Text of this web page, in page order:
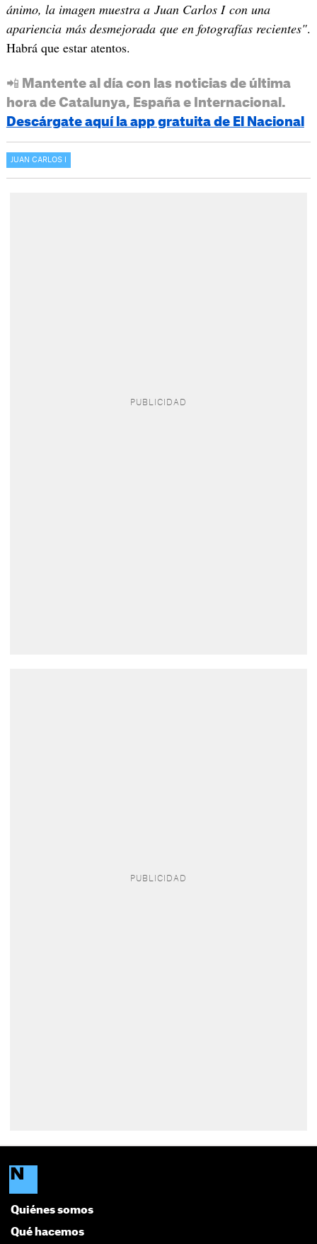
ánimo, la imagen muestra a Juan Carlos I con una
apariencia más desmejorada que en fotografías recientes".
Habrá que estar atentos.
📲 Mantente al día con las noticias de última
hora de Catalunya, España e Internacional.
Descárgate aquí la app gratuita de El Nacional
JUAN CARLOS I
Quiénes somos
Qué hacemos